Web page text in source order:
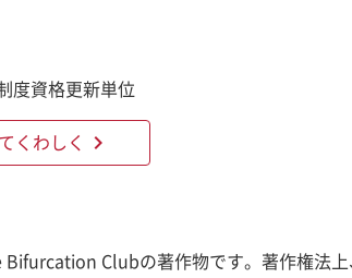
度資格更新単位
くわしく chevron_right
Clubの著作物です。著作権法